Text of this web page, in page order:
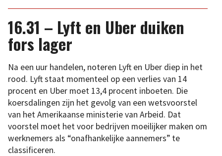
16.31 – Lyft en Uber duiken
fors lager
Na een uur handelen, noteren Lyft en Uber diep in het
rood. Lyft staat momenteel op een verlies van 14
procent en Uber moet 13,4 procent inboeten. Die
koersdalingen zijn het gevolg van een wetsvoorstel
van het Amerikaanse ministerie van Arbeid. Dat
voorstel moet het voor bedrijven moeilijker maken om
werknemers als “onafhankelijke aannemers” te
classificeren.